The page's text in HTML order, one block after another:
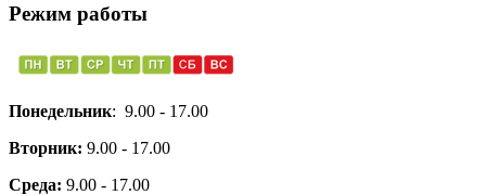
Режим работы
Понедельник: 9.00 - 17.00
Вторник: 9.00 - 17.00
Среда: 9.00 - 17.00